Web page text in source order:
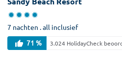
7 nachten . all inclusief
71 %
3.024 HolidayCheck